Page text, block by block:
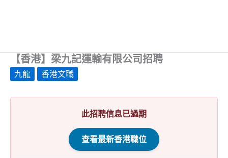
【香港】梁九記運輸有限公司招聘
九龍 香港文職
此招聘信息已過期
查看最新香港職位